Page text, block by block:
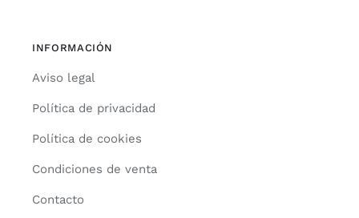
INFORMACIÓN
Aviso legal
Política de privacidad
Política de cookies
Condiciones de venta
Contacto